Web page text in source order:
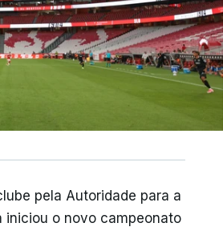
pela Autoridade para a
iniciou o novo campeonato